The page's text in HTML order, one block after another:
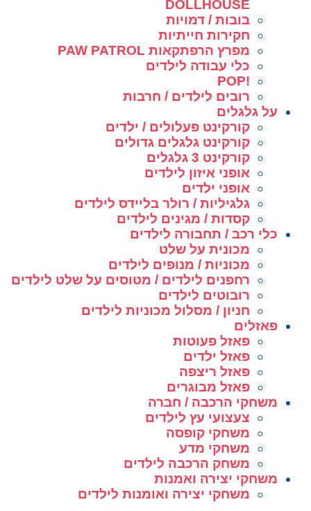
DOLLHOUSE
בובות / דמויות
חקירות חייתיות
מפרץ הרפתקאות PAW PATROL
כלי עבודה לילדים
!POP
רובים לילדים / חרבות
על גלגלים
קורקינט פעלולים / ילדים
קורקינט גלגלים גדולים
קורקינט 3 גלגלים
אופני איזון לילדים
אופני ילדים
גלגיליות / רולר בליידס לילדים
קסדות / מגינים לילדים
כלי רכב / תחבורה לילדים
מכונית על שלט
מכוניות / מנופים לילדים
רחפנים לילדים / מטוסים על שלט לילדים
רובוטים לילדים
חניון / מסלול מכוניות לילדים
פאזלים
פאזל פעוטות
פאזל ילדים
פאזל ריצפה
פאזל מבוגרים
משחקי הרכבה / חברה
צעצועי עץ לילדים
משחקי קופסה
משחקי מדע
משחק הרכבה לילדים
משחקי יצירה ואמנות
משחקי יצירה ואומנות לילדים